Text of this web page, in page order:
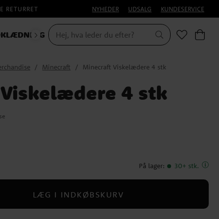
RETURRET NYHEDER UDSALG KUNDESERVICE
HALLOWEEN
Minecraft Minecraft Viskelædere 4 stk
4 stk
På lager: 30+ stk.
LÆG I INDKØBSKURV